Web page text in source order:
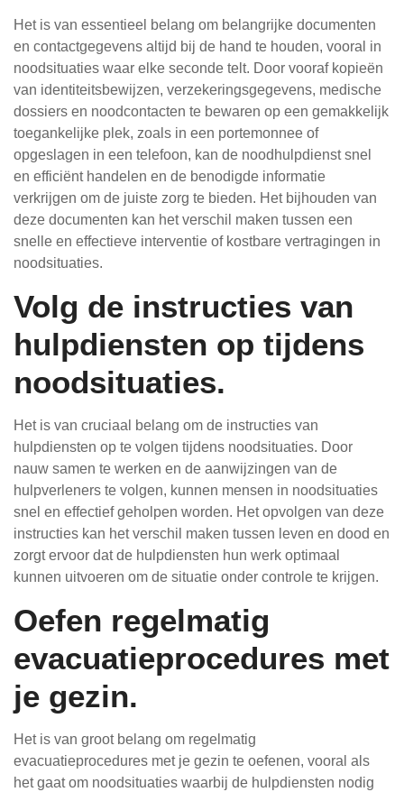
Het is van essentieel belang om belangrijke documenten
en contactgegevens altijd bij de hand te houden, vooral in
noodsituaties waar elke seconde telt. Door vooraf kopieën
van identiteitsbewijzen, verzekeringsgegevens, medische
dossiers en noodcontacten te bewaren op een gemakkelijk
toegankelijke plek, zoals in een portemonnee of
opgeslagen in een telefoon, kan de noodhulpdienst snel
en efficiënt handelen en de benodigde informatie
verkrijgen om de juiste zorg te bieden. Het bijhouden van
deze documenten kan het verschil maken tussen een
snelle en effectieve interventie of kostbare vertragingen in
noodsituaties.
Volg de instructies van
hulpdiensten op tijdens
noodsituaties.
Het is van cruciaal belang om de instructies van
hulpdiensten op te volgen tijdens noodsituaties. Door
nauw samen te werken en de aanwijzingen van de
hulpverleners te volgen, kunnen mensen in noodsituaties
snel en effectief geholpen worden. Het opvolgen van deze
instructies kan het verschil maken tussen leven en dood en
zorgt ervoor dat de hulpdiensten hun werk optimaal
kunnen uitvoeren om de situatie onder controle te krijgen.
Oefen regelmatig
evacuatieprocedures met
je gezin.
Het is van groot belang om regelmatig
evacuatieprocedures met je gezin te oefenen, vooral als
het gaat om noodsituaties waarbij de hulpdiensten nodig